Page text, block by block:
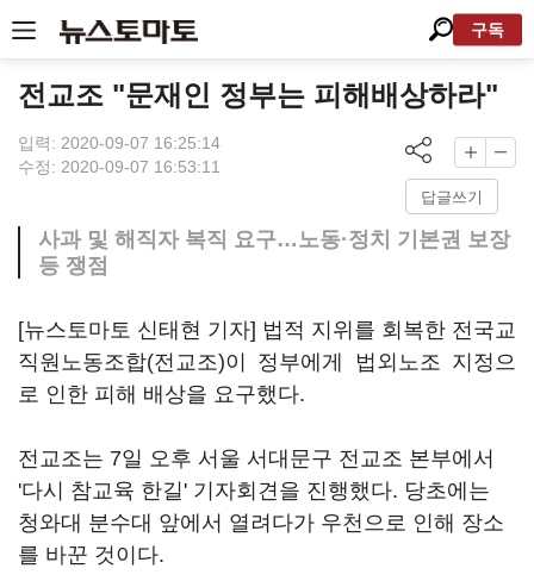
구독
전교조 "문재인 정부는 피해배상하라"
입력: 2020-09-07 16:25:14
수정: 2020-09-07 16:53:11
답글쓰기
사과 및 해직자 복직 요구…노동·정치 기본권 보장
등 쟁점
[뉴스토마토 신태현 기자] 법적 지위를 회복한 전국교
직원노동조합(전교조)이 정부에게 법외노조 지정으
로 인한 피해 배상을 요구했다.
전교조는 7일 오후 서울 서대문구 전교조 본부에서
'다시 참교육 한길' 기자회견을 진행했다. 당초에는
청와대 분수대 앞에서 열려다가 우천으로 인해 장소
를 바꾼 것이다.